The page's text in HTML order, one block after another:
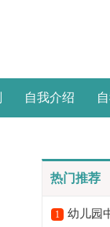
自我介绍
热门推荐
1 幼儿园